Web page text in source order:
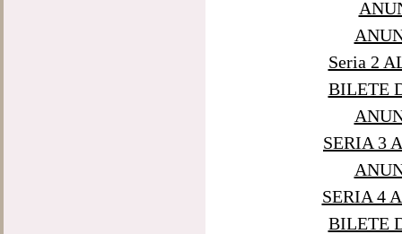
Seria 2
BILETE
SERIA 3
SERIA 4
BILETE